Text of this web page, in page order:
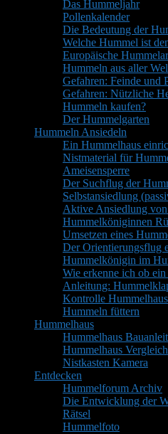
Das Hummeljahr
Pollenkalender
Die Bedeutung der
Welche Hummel ist
Europäische
Hummeln aus aller
Gefahren: Feinde und
Gefahren: Nützliche
Hummeln kaufen?
Der Hummelgarten
Hummeln Ansiedeln
Ein Hummelhaus
Nistmaterial für
Ameisensperre
Der Suchflug der
Selbstansiedlung
Aktive Ansiedlung
Hummelköniginnen
Umsetzen eines
Der Orientierungsflug
Hummelkönigin im
Wie erkenne ich ob
Anleitung:
Kontrolle Hummelhaus
Hummeln füttern
Hummelhaus
Hummelhaus
Hummelhaus Vergleich
Nistkasten Kamera
Entdecken
Hummelforum Archiv
Die Entwicklung der
Rätsel
Hummelfoto